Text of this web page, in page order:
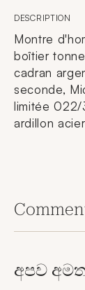
DESCRIPTION
Montre
boîtier
cadran
seconde,
limitée 022/
ardillon
අපව